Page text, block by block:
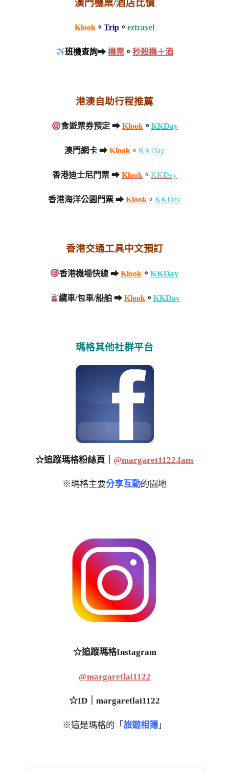
澳門機票/酒店比價
Klook 。 Trip 。 eztravel
班機查詢➡機票 。秒殺機＋酒
港澳自助行程推薦
食遊票券預定 ➡ Klook。 KKDay
澳門網卡 ➡ Klook 。 KKDay
香港迪士尼門票 ➡ Klook 。 KKDay
香港海洋公園門票 ➡ Klook 。 KKDay
香港交通工具中文預訂
香港機場快線 ➡Klook 。KKDay
纜車/包車/船舶 ➡ Klook。 KKDay
瑪格其他社群平台
☆追蹤瑪格粉絲頁｜ @margaret1122.fans
※瑪格主要分享互動的園地
☆追蹤瑪格Instagram
@margaretlai1122
☆ID｜margaretlai1122
※這是瑪格的「 旅遊相簿 」